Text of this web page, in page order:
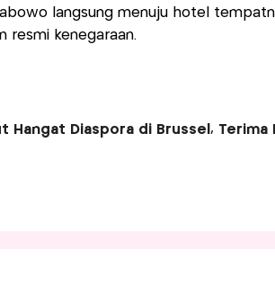
langsung menuju hotel
resmi kenegaraan.
Hangat Diaspora di Brussel, Terima